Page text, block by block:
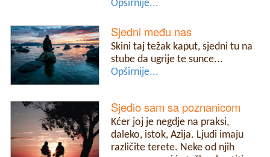
Opširnije...
Sjedni među nas
Skini taj težak kaput, sjedni tu na
stube da ugrije te sunce...
Opširnije...
Sjedio sam sa poznanicom
Kćer joj je negdje na praksi,
daleko, istok, Azija. Ljudi imaju
različite terete. Neke od njih